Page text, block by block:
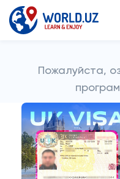
Пожалуйста,